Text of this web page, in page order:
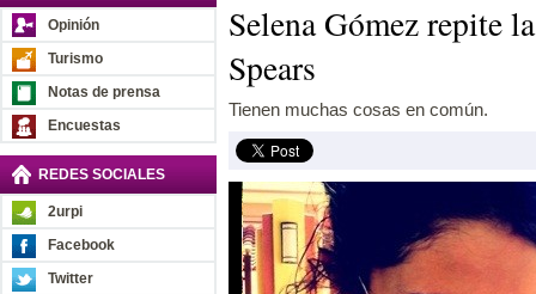
Opinión
Turismo
Notas de prensa
Encuestas
REDES SOCIALES
2urpi
Facebook
Twitter
Selena Gómez repite
Spears
Tienen muchas cosas en común.